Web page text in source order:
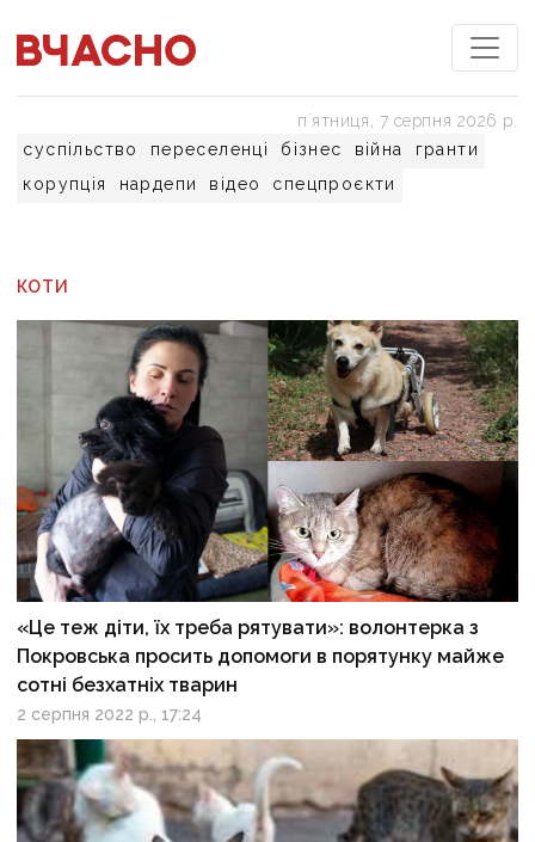
суспільство переселенці бізнес війна
гранти
корупція
нардепи відео спецпроєкти
пʼятниця, 7 серпня 2026 р.
КОТИ
«Це теж діти, їх треба рятувати»: волонтерка з
Покровська просить допомоги в порятунку майже
сотні безхатніх тварин
2 серпня 2022 р., 17:24